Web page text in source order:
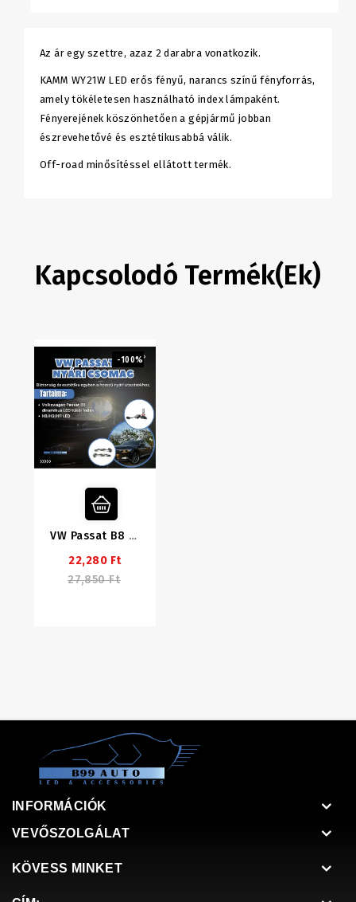
Az ár egy szettre, azaz 2 darabra vonatkozik.
KAMM WY21W LED erős fényű, narancs színű fényforrás,
amely tökéletesen használható index lámpaként.
Fényerejének köszönhetően a gépjármű jobban
észrevehetővé és esztétikusabbá válik.
Off-road minősítéssel ellátott termék.
Kapcsolodó Termék(ek)
-100%
VW Passat B8 Nyári Csomag
22,280 Ft
27,850 Ft
INFORMÁCIÓK
VEVŐSZOLGÁLAT
KÖVESS MINKET